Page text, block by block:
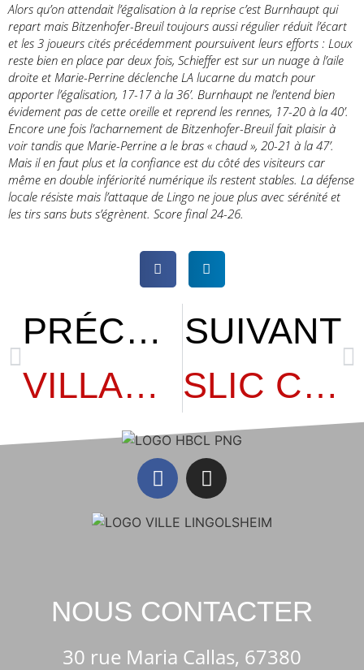
Alors qu’on attendait l’égalisation à la reprise c’est Burnhaupt qui
repart mais Bitzenhofer-Breuil toujours aussi régulier réduit l’écart
et les 3 joueurs cités précédemment poursuivent leurs efforts : Loux
reste bien en place par deux fois, Schieffer est sur un nuage à l’aile
droite et Marie-Perrine déclenche LA lucarne du match pour
apporter l’égalisation, 17-17 à la 36’. Burnhaupt ne l’entend bien
évidement pas de cette oreille et reprend les rennes, 17-20 à la 40’.
Encore une fois l’acharnement de Bitzenhofer-Breuil fait plaisir à
voir tandis que Marie-Perrine a le bras « chaud », 20-21 à la 47’.
Mais il en faut plus et la confiance est du côté des visiteurs car
même en double infériorité numérique ils restent stables. La défense
locale résiste mais l’attaque de Lingo ne joue plus avec sérénité et
les tirs sans buts s’égrènent. Score final 24-26.
PRÉCÉDENT
VILLAGE NEUF – SM1
SUIVANT
SLIC CHEVILLON – SM1
NOUS CONTACTER
30 rue Maria Callas, 67380